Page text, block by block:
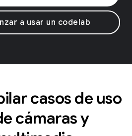
a usar un codelab
casos de uso
cámaras y